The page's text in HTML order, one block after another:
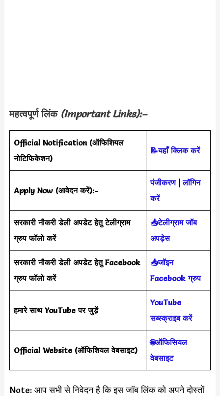
महत्वपूर्ण लिंक (Important Links):–
Official Notification(ऑफिशियल
नोटिफिकेशन)
📝यहाँ क्लिक करें
Apply Now (आवेदन करें):-
पंजीकरण|लॉगिन
करें
सरकारी नौकरी डेली अपडेट हेतु टेलीग्राम
ग्रुप फॉलो करें
📥टेलीग्राम जॉब
अपड़ेस
सरकारी नौकरी डेली अपडेट हेतु Facebook
ग्रुप फॉलो करें
📥जॉइन
Facebook ग्रुप
हमारे साथ YouTube पर जुड़ें
YouTube
सब्स्क्राइब करें
Official Website(ऑफिशियल वेबसाइट)
🌐ऑफिसियल
वेबसाइट
Note: आप सभी से निवेदन है कि इस जॉब लिंक को अपने दोस्तों